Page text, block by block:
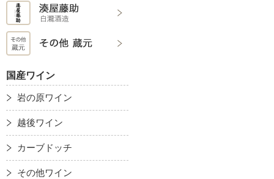
国産ワイン
岩の原ワイン
越後ワイン
カーブドッチ
その他ワイン